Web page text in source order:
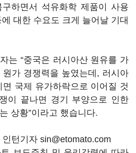
하면서 석유화학 제품이 사용
대한 수요도 크게 늘어날 기대
는 “중국은 러시아산 원유를 가
가 경쟁력을 높였는데, 러시아
국제 유가하락으로 이어질 것
이 끝나면 경기 부양으로 인한
상황”이라고 했습니다.
인턴기자 sin@etomato.com